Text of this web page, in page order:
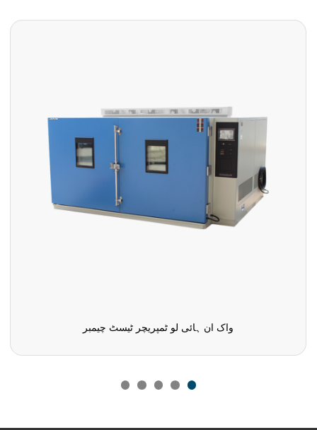
واک ان ہائی لو ٹمپریچر ٹیسٹ چیمبر